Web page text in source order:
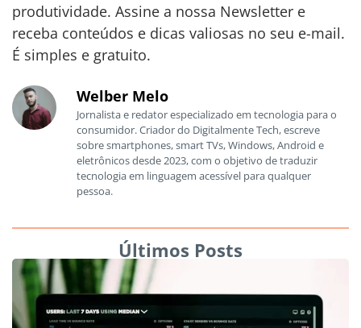
produtividade. Assine a nossa Newsletter e
receba conteúdos e dicas valiosas no seu e-mail.
É simples e gratuito.
Welber Melo
Jornalista e redator especializado em tecnologia para o
consumidor. Criador do Digitalmente Tech, escreve
sobre smartphones, smart TVs, Windows, Android e
eletrônicos desde 2023, com o objetivo de traduzir
tecnologia em linguagem acessível para qualquer
pessoa.
Últimos Posts